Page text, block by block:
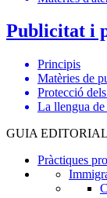
Publicitat i
Principis
Matèries de
Protecció
La llengua
GUIA EDITORIAL
Pràctiques